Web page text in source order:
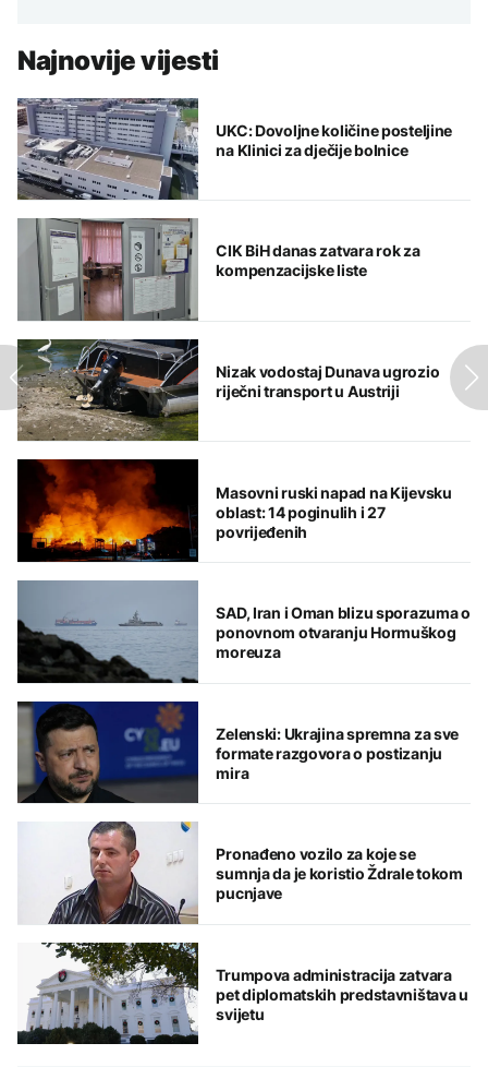
Najnovije vijesti
UKC: Dovoljne količine posteljine
na Klinici za dječije bolnice
CIK BiH danas zatvara rok za
kompenzacijske liste
Nizak vodostaj Dunava ugrozio
riječni transport u Austriji
Masovni ruski napad na Kijevsku
oblast: 14 poginulih i 27
povrijeđenih
SAD, Iran i Oman blizu sporazuma o
ponovnom otvaranju Hormuškog
moreuza
Zelenski: Ukrajina spremna za sve
formate razgovora o postizanju
mira
Pronađeno vozilo za koje se
sumnja da je koristio Ždrale tokom
pucnjave
Trumpova administracija zatvara
pet diplomatskih predstavništava u
svijetu